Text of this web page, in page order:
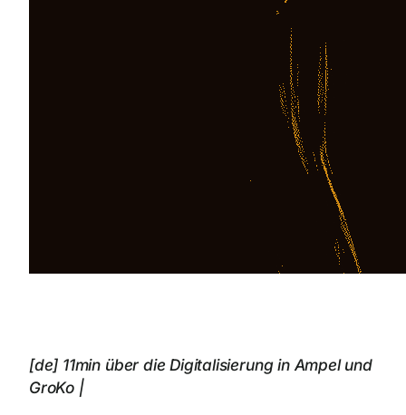
[de] 11min über die Digitalisierung in Ampel und
GroKo |